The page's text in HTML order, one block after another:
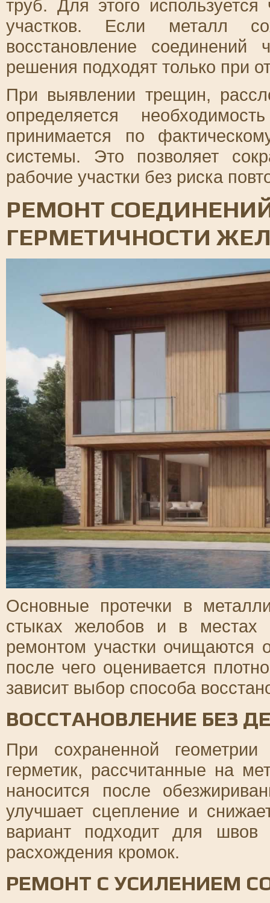
труб. Для этого
участков. Если металл
восстановление
решения подходят только при
При выявлении трещин,
определяется
принимается по
системы. Это позволяет
рабочие участки без риска
РЕМОНТ
ГЕРМЕТИЧНОСТИ
Основные протечки в
стыках желобов и в местах
ремонтом участки очищаются
после чего оценивается
зависит выбор способа
ВОССТАНОВЛЕНИЕ БЕЗ
При сохраненной
герметик, рассчитанные на
наносится после
улучшает сцепление и
вариант подходит для
расхождения кромок.
РЕМОНТ С УСИЛЕНИЕМ